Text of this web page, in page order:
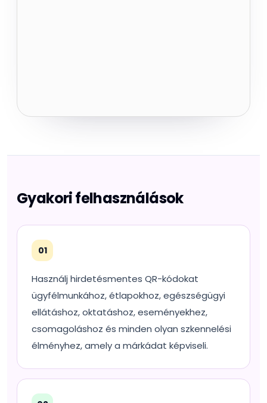
Gyakori felhasználások
01
Használj hirdetésmentes QR-kódokat
ügyfélmunkához, étlapokhoz, egészségügyi
ellátáshoz, oktatáshoz, eseményekhez,
csomagoláshoz és minden olyan szkennelési
élményhez, amely a márkádat képviseli.